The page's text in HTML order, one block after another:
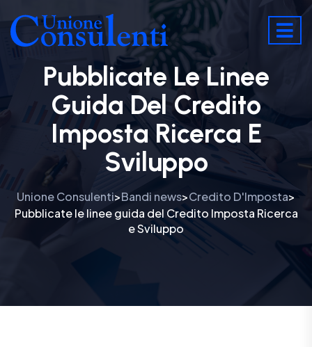
Pubblicate Le Linee
Guida Del Credito
Imposta Ricerca E
Sviluppo
Unione Consulenti>Bandi news>Credito D'Imposta>
Pubblicate le linee guida del Credito Imposta Ricerca
e Sviluppo